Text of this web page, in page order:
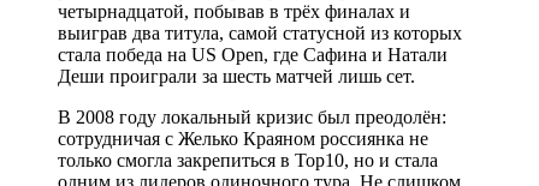
четырнадцатой, побывав в трёх финалах и
выиграв два титула, самой статусной из которых
стала победа на US Open, где Сафина и Натали
Деши проиграли за шесть матчей лишь сет.
В 2008 году локальный кризис был преодолён:
сотрудничая с Желько Краяном россиянка не
только смогла закрепиться в Top10, но и стала
одним из лидеров одиночного тура. Не слишком